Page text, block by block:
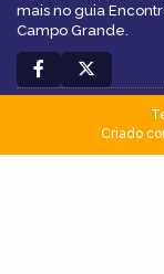
mais no guia
Campo Grande.
Criado